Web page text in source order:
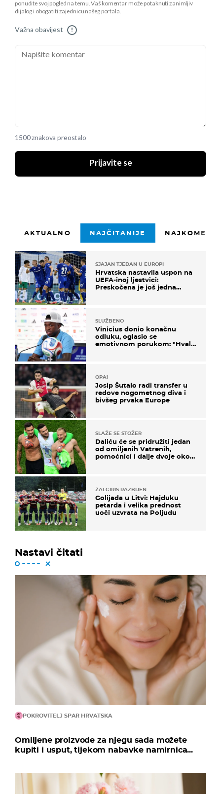
ponudite svoj pogled na temu. Vaš komentar može potaknuti zanimljiv
dijalog i obogatiti zajednicu našeg portala.
Važna obavijest !
1500 znakova preostalo
Prijavite se
AKTUALNO NAJČITANIJE
SJAJAN TJEDAN U EUROPI
Hrvatska nastavila uspon na
UEFA-inoj ljestvici:
Preskočena je još jedna
SLUŽBENO
Vinicius donio konačnu
odluku, oglasio se
emotivnom porukom: "Hvala
OPA!
Josip Šutalo radi transfer u
redove nogometnog diva i
bivšeg prvaka Europe
SLAŽE SE STOŽER
Daliću će se pridružiti jedan
od omiljenih Vatrenih,
pomoćnici i dalje dvoje oko
ŽALGIRIS RAZBIJEN
Golijada u Litvi: Hajduku
petarda i velika prednost
uoči uzvrata na Poljudu
Nastavi čitati
POKROVITELJ SPAR HRVATSKA
Omiljene proizvode za njegu sada možete
kupiti i usput, tijekom nabavke namirnica...